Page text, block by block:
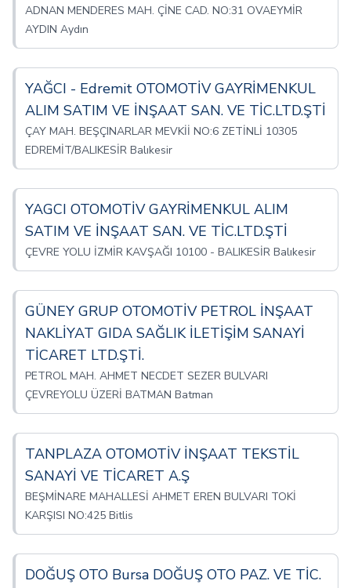
ADNAN MENDERES MAH. ÇİNE CAD. NO:31 OVAEYMİR
AYDIN Aydın
YAĞCI - Edremit OTOMOTİV GAYRİMENKUL
ALIM SATIM VE İNŞAAT SAN. VE TİC.LTD.ŞTİ
ÇAY MAH. BEŞÇINARLAR MEVKİİ NO:6 ZETİNLİ 10305
EDREMİT/BALIKESİR Balıkesir
YAGCI OTOMOTİV GAYRİMENKUL ALIM
SATIM VE İNŞAAT SAN. VE TİC.LTD.ŞTİ
ÇEVRE YOLU İZMİR KAVŞAĞI 10100 - BALIKESİR Balıkesir
GÜNEY GRUP OTOMOTİV PETROL İNŞAAT
NAKLİYAT GIDA SAĞLIK İLETİŞİM SANAYİ
TİCARET LTD.ŞTİ.
PETROL MAH. AHMET NECDET SEZER BULVARI
ÇEVREYOLU ÜZERİ BATMAN Batman
TANPLAZA OTOMOTİV İNŞAAT TEKSTİL
SANAYİ VE TİCARET A.Ş
BEŞMİNARE MAHALLESİ AHMET EREN BULVARI TOKİ
KARŞISI NO:425 Bitlis
DOĞUŞ OTO Bursa DOĞUŞ OTO PAZ. VE TİC.